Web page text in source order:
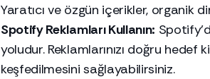
Yaratıcı ve özgün içerikler, organik
Spotify Reklamları Kullanın:
yoludur. Reklamlarınızı doğru hedef
keşfedilmesini sağlayabilirsiniz.